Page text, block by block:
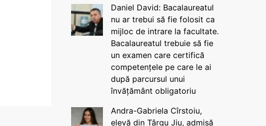
Daniel David: Bacalaureatul
nu ar trebui să fie folosit ca
mijloc de intrare la facultate.
Bacalaureatul trebuie să fie
un examen care certifică
competențele pe care le ai
după parcursul unui
învățământ obligatoriu
Andra-Gabriela Cîrstoiu,
elevă din Târgu Jiu, admisă